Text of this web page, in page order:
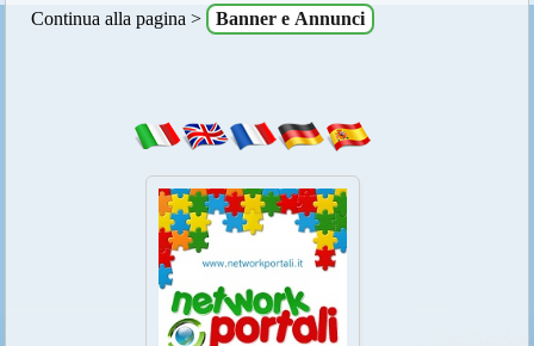
Continua alla pagina > Banner e Annunci